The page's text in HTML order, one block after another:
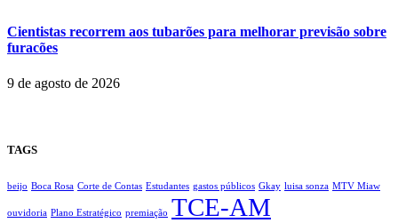
Cientistas recorrem aos tubarões para melhorar previsão sobre
furacões
9 de agosto de 2026
TAGS
beijo Boca Rosa Corte de Contas Estudantes gastos públicos Gkay luisa sonza MTV Miaw
ouvidoria Plano Estratégico premiação TCE-AM